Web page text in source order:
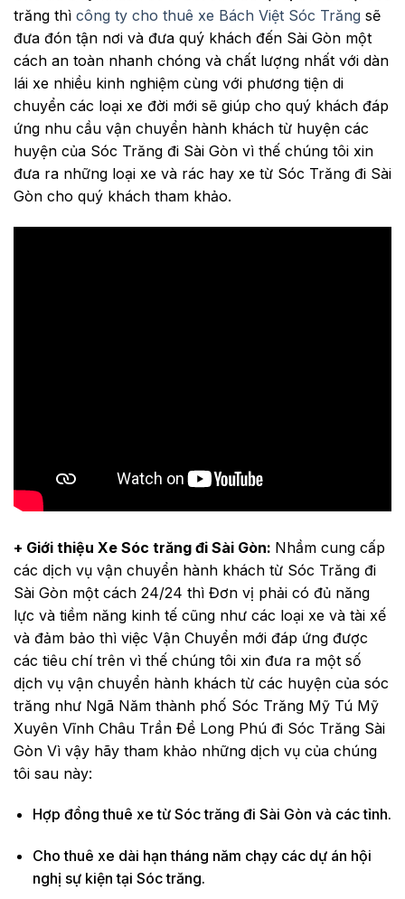
trăng thì công ty cho thuê xe Bách Việt Sóc Trăng sẽ
đưa đón tận nơi và đưa quý khách đến Sài Gòn một
cách an toàn nhanh chóng và chất lượng nhất với dàn
lái xe nhiều kinh nghiệm cùng với phương tiện di
chuyển các loại xe đời mới sẽ giúp cho quý khách đáp
ứng nhu cầu vận chuyển hành khách từ huyện các
huyện của Sóc Trăng đi Sài Gòn vì thế chúng tôi xin
đưa ra những loại xe và rác hay xe từ Sóc Trăng đi Sài
Gòn cho quý khách tham khảo.
+ Giới thiệu Xe Sóc trăng đi Sài Gòn: Nhầm cung cấp
các dịch vụ vận chuyển hành khách từ Sóc Trăng đi
Sài Gòn một cách 24/24 thì Đơn vị phải có đủ năng
lực và tiềm năng kinh tế cũng như các loại xe và tài xế
và đảm bảo thì việc Vận Chuyển mới đáp ứng được
các tiêu chí trên vì thế chúng tôi xin đưa ra một số
dịch vụ vận chuyển hành khách từ các huyện của sóc
trăng như Ngã Năm thành phố Sóc Trăng Mỹ Tú Mỹ
Xuyên Vĩnh Châu Trần Đề Long Phú đi Sóc Trăng Sài
Gòn Vì vậy hãy tham khảo những dịch vụ của chúng
tôi sau này:
Hợp đồng thuê xe từ Sóc trăng đi Sài Gòn và các tỉnh.
Cho thuê xe dài hạn tháng năm chạy các dự án hội
nghị sự kiện tại Sóc trăng.